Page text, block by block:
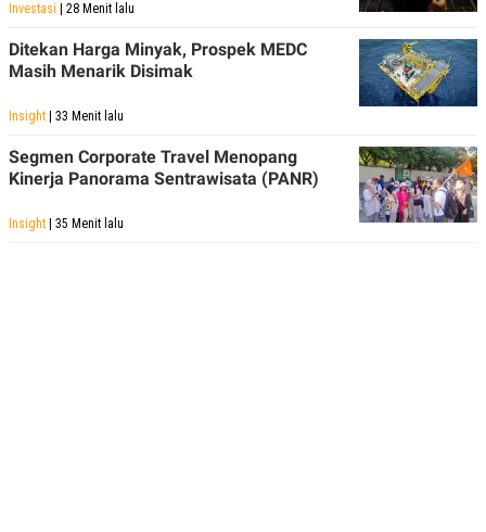
Investasi | 28 Menit lalu
Ditekan Harga Minyak, Prospek MEDC
Masih Menarik Disimak
Insight | 33 Menit lalu
Segmen Corporate Travel Menopang
Kinerja Panorama Sentrawisata (PANR)
Insight | 35 Menit lalu